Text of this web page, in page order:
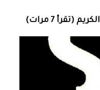
(تقرأ 7 مرات)